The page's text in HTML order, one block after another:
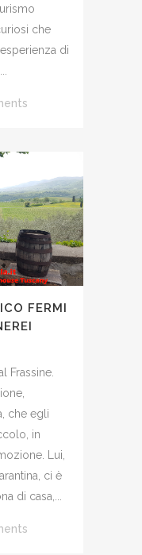
che
di
FERMI
Frassine.
che egli
in
Lui,
ci è
di casa,...